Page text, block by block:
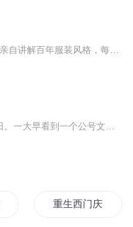
重生西门庆